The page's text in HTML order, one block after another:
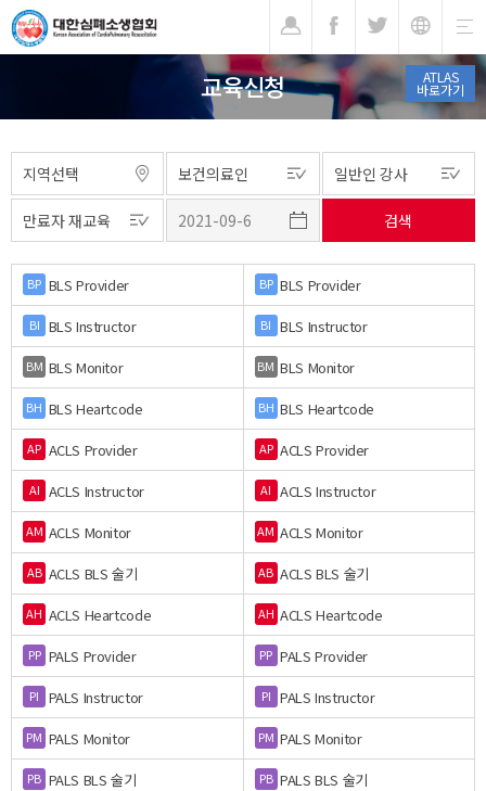
ATLAS
바로가기
교육신청
BP BLS Provider BP BLS Provider
BI BLS Instructor BI BLS Instructor
BM BLS Monitor BM BLS Monitor
BH BLS Heartcode BH BLS Heartcode
AP ACLS Provider AP ACLS Provider
AI ACLS Instructor AI ACLS Instructor
AM ACLS Monitor AM ACLS Monitor
AB ACLS BLS 술기 AB ACLS BLS 술기
AH ACLS Heartcode AH ACLS Heartcode
PP PALS Provider PP PALS Provider
PI PALS Instructor PI PALS Instructor
PM PALS Monitor PM PALS Monitor
PB PALS BLS 술기 PB PALS BLS 술기